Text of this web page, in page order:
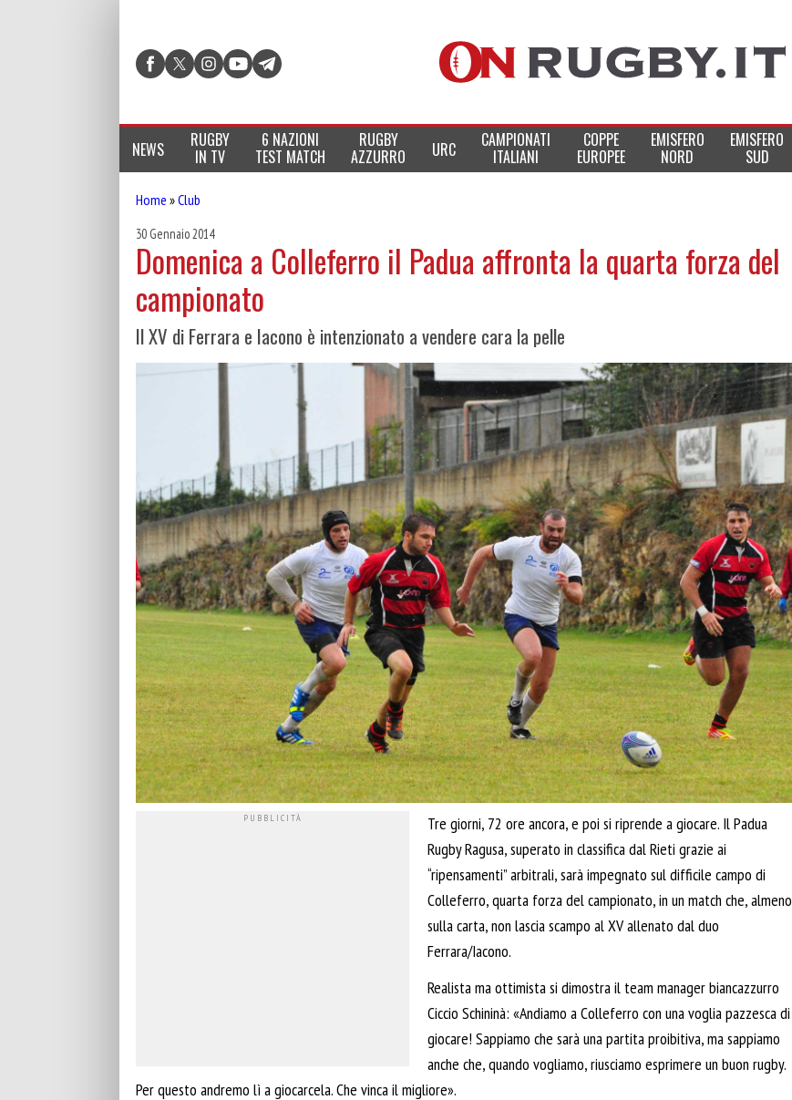
NEWS RUGBY
IN TV
6 NAZIONI
TEST MATCH
RUGBY
AZZURRO URC CAMPIONATI
ITALIANI
COPPE
EUROPEE
EMISFERO
NORD
EMISFERO
SUD
Home »Club
30 Gennaio 2014
Domenica a Colleferro il Padua affronta la quarta forza del
campionato
Il XV di Ferrara e Iacono è intenzionato a vendere cara la pelle
Tre giorni, 72 ore ancora, e poi si riprende a giocare. Il Padua
Rugby Ragusa, superato in classifica dal Rieti grazie ai
“ripensamenti” arbitrali, sarà impegnato sul difficile campo di
Colleferro, quarta forza del campionato, in un match che, almeno
sulla carta, non lascia scampo al XV allenato dal duo
Ferrara/Iacono.
Realista ma ottimista si dimostra il team manager biancazzurro
Ciccio Schininà: «Andiamo a Colleferro con una voglia pazzesca di
giocare! Sappiamo che sarà una partita proibitiva, ma sappiamo
anche che, quando vogliamo, riusciamo esprimere un buon rugby.
Per questo andremo lì a giocarcela. Che vinca il migliore».